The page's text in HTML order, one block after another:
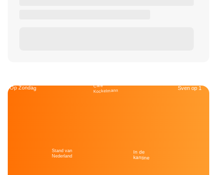
Op Zondag
Stand van
Nederland
Café
Kockelmann
In de
kantine
Sven op 1